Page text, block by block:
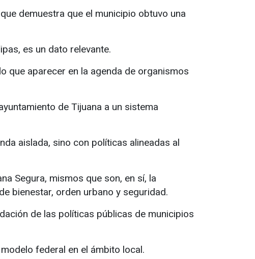
demuestra que el municipio obtuvo una
es un dato relevante.
que aparecer en la agenda de organismos
de Tijuana a un sistema
aislada, sino con políticas alineadas al
Segura, mismos que son, en sí, la
bienestar, orden urbano y seguridad.
de las políticas públicas de municipios
federal en el ámbito local.